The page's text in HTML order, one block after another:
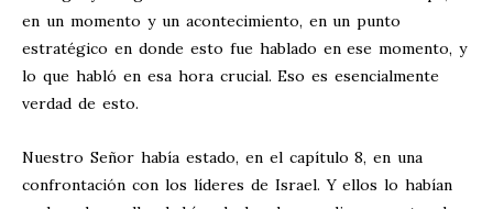
en un momento y un acontecimiento, en un punto
estratégico en donde esto fue hablado en ese momento, y
lo que habló en esa hora crucial. Eso es esencialmente
verdad de esto.
Nuestro Señor había estado, en el capítulo 8, en una
confrontación con los líderes de Israel. Y ellos lo habían